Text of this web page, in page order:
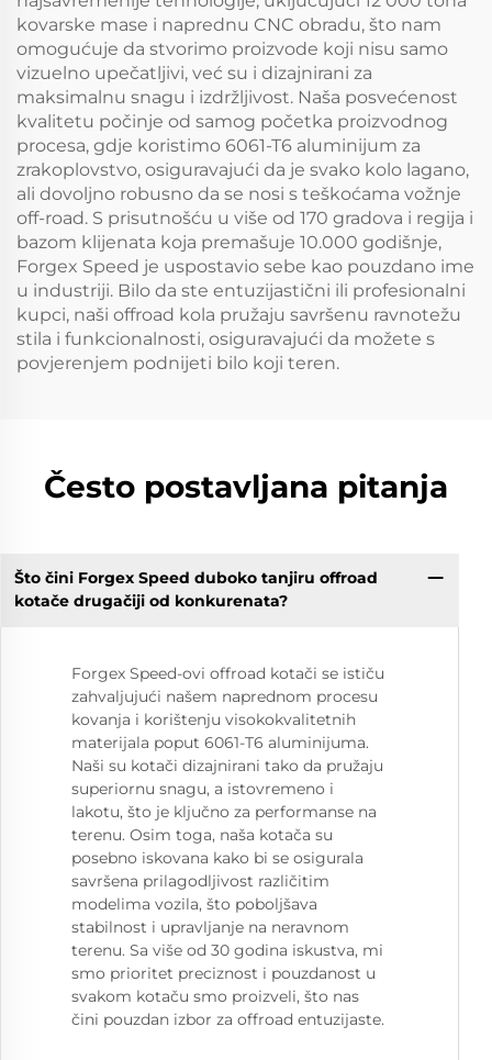
kovarske mase i naprednu CNC obradu, što nam
omogućuje da stvorimo proizvode koji nisu samo
vizuelno upečatljivi, već su i dizajnirani za
maksimalnu snagu i izdržljivost. Naša posvećenost
kvalitetu počinje od samog početka proizvodnog
procesa, gdje koristimo 6061-T6 aluminijum za
zrakoplovstvo, osiguravajući da je svako kolo lagano,
ali dovoljno robusno da se nosi s teškoćama vožnje
off-road. S prisutnošću u više od 170 gradova i regija i
bazom klijenata koja premašuje 10.000 godišnje,
Forgex Speed je uspostavio sebe kao pouzdano ime
u industriji. Bilo da ste entuzijastični ili profesionalni
kupci, naši offroad kola pružaju savršenu ravnotežu
stila i funkcionalnosti, osiguravajući da možete s
povjerenjem podnijeti bilo koji teren.
Često postavljana pitanja
Što čini Forgex Speed duboko tanjiru offroad
kotače drugačiji od konkurenata?
Forgex Speed-ovi offroad kotači se ističu
zahvaljujući našem naprednom procesu
kovanja i korištenju visokokvalitetnih
materijala poput 6061-T6 aluminijuma.
Naši su kotači dizajnirani tako da pružaju
superiornu snagu, a istovremeno i
lakotu, što je ključno za performanse na
terenu. Osim toga, naša kotača su
posebno iskovana kako bi se osigurala
savršena prilagodljivost različitim
modelima vozila, što poboljšava
stabilnost i upravljanje na neravnom
terenu. Sa više od 30 godina iskustva, mi
smo prioritet preciznost i pouzdanost u
svakom kotaču smo proizveli, što nas
čini pouzdan izbor za offroad entuzijaste.